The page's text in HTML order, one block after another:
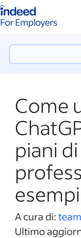
iniziale di
Come
piani
A cura di:
Ultimo